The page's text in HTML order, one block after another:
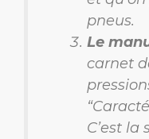
pneus.
Le
carnet
C’est la